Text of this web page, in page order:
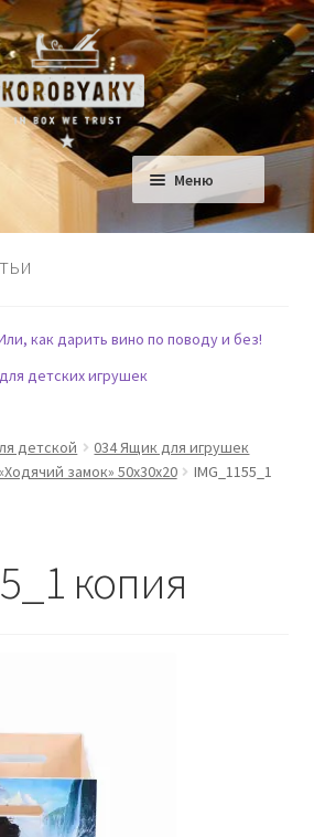
Меню
для Дома
Сад
любимцы
как дарить вино по поводу и без!
детских игрушек
детской
034 Ящик для игрушек
замок» 50х30х20
IMG_1155_1
копия